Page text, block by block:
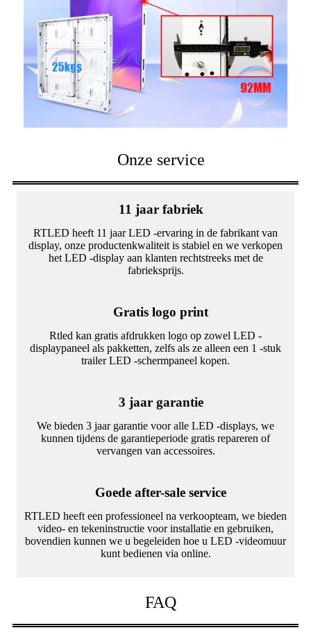
Onze service
11 jaar fabriek
RTLED heeft 11 jaar LED -ervaring in de fabrikant van
display, onze productenkwaliteit is stabiel en we verkopen
het LED -display aan klanten rechtstreeks met de
fabrieksprijs.
Gratis logo print
Rtled kan gratis afdrukken logo op zowel LED -
displaypaneel als pakketten, zelfs als ze alleen een 1 -stuk
trailer LED -schermpaneel kopen.
3 jaar garantie
We bieden 3 jaar garantie voor alle LED -displays, we
kunnen tijdens de garantieperiode gratis repareren of
vervangen van accessoires.
Goede after-sale service
RTLED heeft een professioneel na verkoopteam, we bieden
video- en tekeninstructie voor installatie en gebruiken,
bovendien kunnen we u begeleiden hoe u LED -videomuur
kunt bedienen via online.
FAQ